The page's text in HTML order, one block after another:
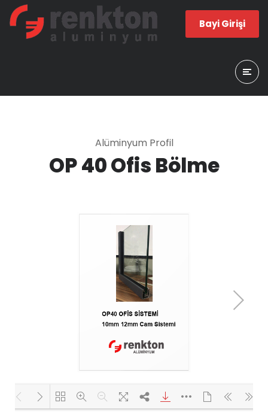
Bayi Girişi
Alüminyum Profil
OP 40 Ofis Bölme